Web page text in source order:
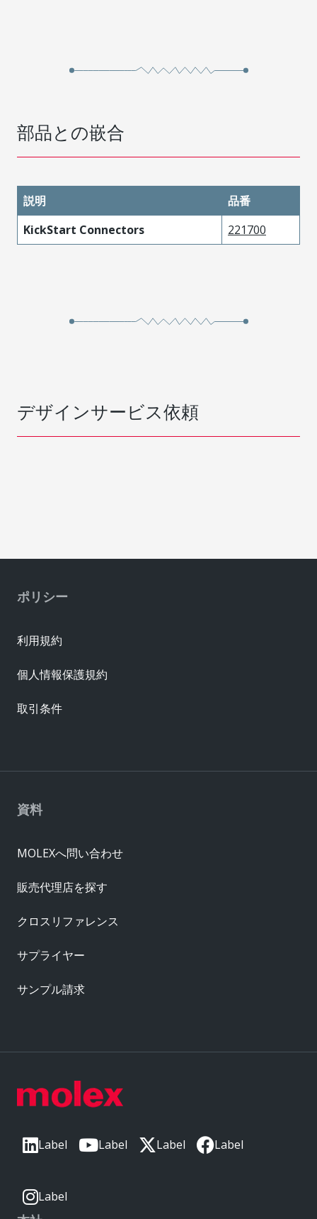
部品との嵌合
説明
品番
KickStart Connectors
221700
デザインサービス依頼
Label Label Label Label
Label
資料
MOLEXへ問い合わせ
販売代理店を探す
クロスリファレンス
サプライヤー
サンプル請求
ポリシー
利用規約
個人情報保護規約
取引条件